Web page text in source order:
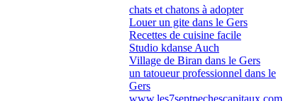
chats et chatons à adopter
Louer un gite dans le Gers
Recettes de cuisine facile
Studio kdanse Auch
Village de Biran dans le Gers
un tatoueur professionnel dans le
Gers
www.les7septpechescapitaux.com